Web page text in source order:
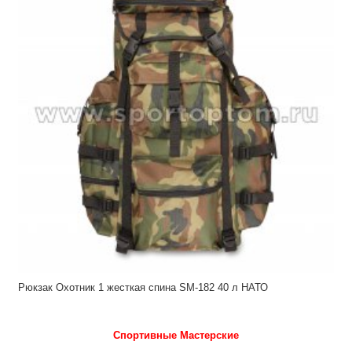
Рюкзак Охотник 1 жесткая спина SM-182 40 л НАТО
Спортивные Мастерские